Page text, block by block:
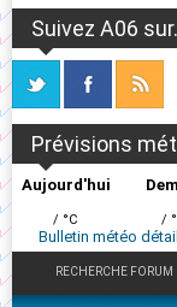
Suivez A06
Prévisions
Aujourd'hui
/ °C /
Bulletin météo
RECHERCHE FORUM